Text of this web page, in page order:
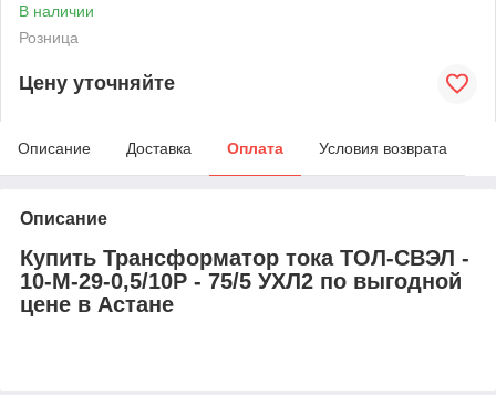
В наличии
Розница
Цену уточняйте
Описание Доставка Оплата Условия возврата
Описание
Купить Трансформатор тока ТОЛ-СВЭЛ -
10-М-29-0,5/10Р - 75/5 УХЛ2 по выгодной
цене в Астане